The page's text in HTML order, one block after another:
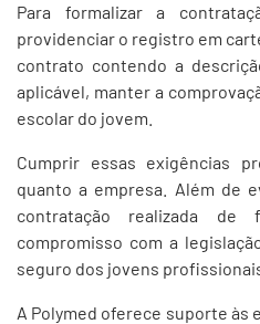
Para formalizar a
providenciar o registro em
contrato contendo a
aplicável, manter a
escolar do jovem.
Cumprir essas exigências
quanto a empresa. Além de
contratação realizada de
compromisso com a
seguro dos jovens
A Polymed oferece suporte às